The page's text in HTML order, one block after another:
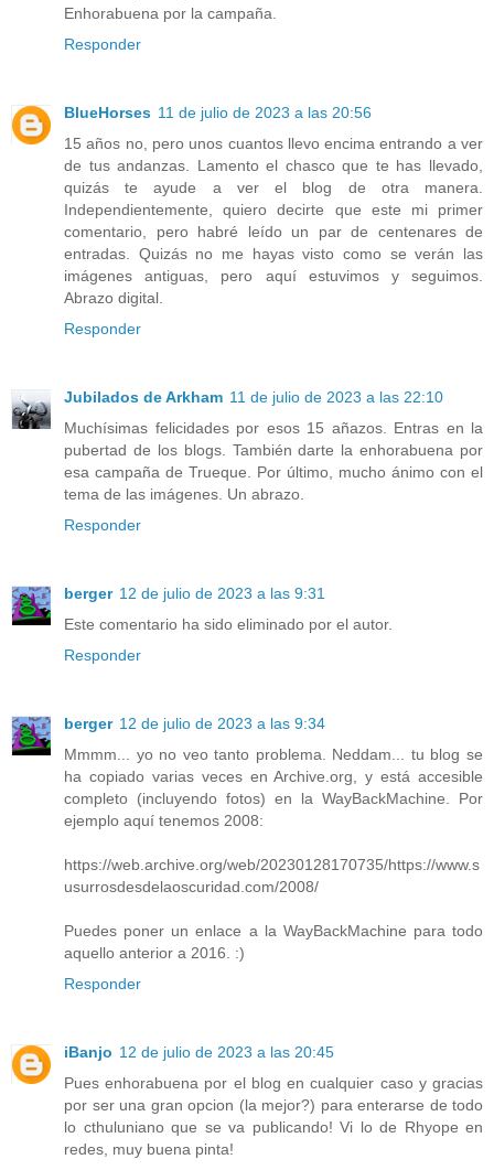
Enhorabuena por la campaña.
Responder
BlueHorses 11 de julio de 2023 a las 20:56
15 años no, pero unos cuantos llevo encima entrando a ver
de tus andanzas. Lamento el chasco que te has llevado,
quizás te ayude a ver el blog de otra manera.
Independientemente, quiero decirte que este mi primer
comentario, pero habré leído un par de centenares de
entradas. Quizás no me hayas visto como se verán las
imágenes antiguas, pero aquí estuvimos y seguimos.
Abrazo digital.
Responder
Jubilados de Arkham 11 de julio de 2023 a las 22:10
Muchísimas felicidades por esos 15 añazos. Entras en la
pubertad de los blogs. También darte la enhorabuena por
esa campaña de Trueque. Por último, mucho ánimo con el
tema de las imágenes. Un abrazo.
Responder
berger 12 de julio de 2023 a las 9:31
Este comentario ha sido eliminado por el autor.
Responder
berger 12 de julio de 2023 a las 9:34
Mmmm... yo no veo tanto problema. Neddam... tu blog se
ha copiado varias veces en Archive.org, y está accesible
completo (incluyendo fotos) en la WayBackMachine. Por
ejemplo aquí tenemos 2008:
https://web.archive.org/web/20230128170735/https://www.s
usurrosdesdelaoscuridad.com/2008/
Puedes poner un enlace a la WayBackMachine para todo
aquello anterior a 2016. :)
Responder
iBanjo 12 de julio de 2023 a las 20:45
Pues enhorabuena por el blog en cualquier caso y gracias
por ser una gran opcion (la mejor?) para enterarse de todo
lo cthuluniano que se va publicando! Vi lo de Rhyope en
redes, muy buena pinta!